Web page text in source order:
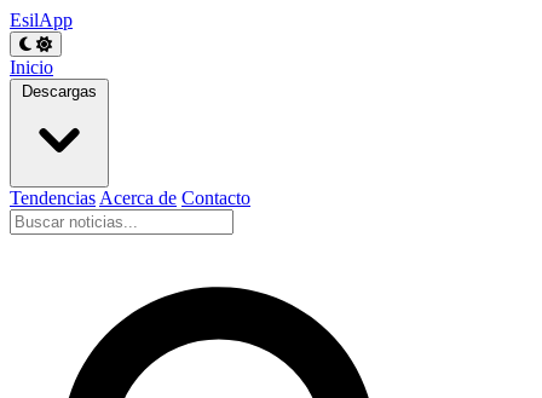
EsilApp
Inicio
Descargas
Tendencias Acerca de Contacto